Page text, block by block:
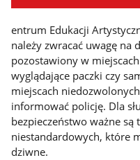
entrum Edukacji
należy zwracać uwagę na
pozostawiony w
wyglądające paczki czy
miejscach
informować policję. Dla
bezpieczeństwo ważne
niestandardowych, które
dziwne.